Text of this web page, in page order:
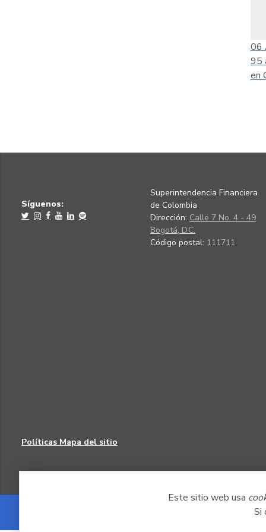
Este sitio web usa
Si
06
95
en
Síguenos:
Superintendencia Financiera
de Colombia
Dirección: Calle 7 No. 4 - 49
Bogotá, D.C.
Código postal: 111711
Políticas Mapa del sitio